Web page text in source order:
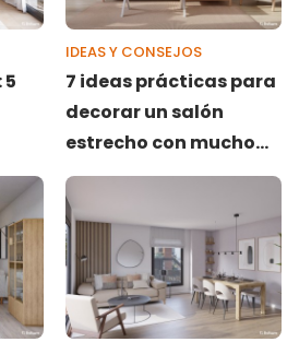
IDEAS Y CONSEJOS
7 ideas prácticas para
decorar un salón
estrecho con mucho
estilo